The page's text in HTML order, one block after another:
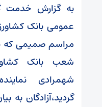
به گزارش خدمت
عمومی بانک
مراسم صمیمی که
شعب بانک
شهمرادی
گردید،آزادگان به